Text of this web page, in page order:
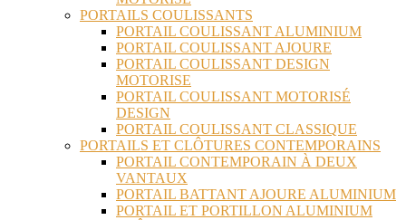
PORTAILS COULISSANTS
PORTAIL COULISSANT ALUMINIUM
PORTAIL COULISSANT AJOURE
PORTAIL COULISSANT DESIGN
MOTORISE
PORTAIL COULISSANT MOTORISÉ
DESIGN
PORTAIL COULISSANT CLASSIQUE
PORTAILS ET CLÔTURES CONTEMPORAINS
PORTAIL CONTEMPORAIN À DEUX
VANTAUX
PORTAIL BATTANT AJOURE ALUMINIUM
PORTAIL ET PORTILLON ALUMINIUM